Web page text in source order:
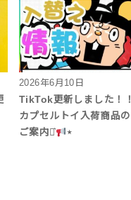
2026年6月10日
TikTok更新しました！！
カプセルトイ入荷商品の
ご案内⋆͛
⋆